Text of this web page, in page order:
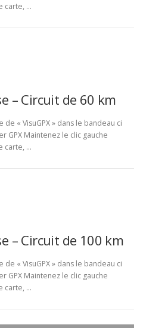
carte, …
– Circuit de 60 km
« VisuGPX » dans le bandeau ci
GPX Maintenez le clic gauche
carte, …
– Circuit de 100 km
« VisuGPX » dans le bandeau ci
GPX Maintenez le clic gauche
carte, …